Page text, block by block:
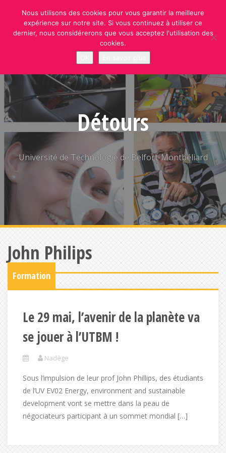
content
Détours
Université de Technologie de Belfort-Montbéliard
John Philips
Formation
Le 29 mai, l’avenir de la planète va
se jouer à l’UTBM !
Nadège
Sous l’impulsion de leur prof John Phillips, des étudiants
de l’UV EV02 Energy, environment and sustainable
development vont se mettre dans la peau de
négociateurs participant à un sommet mondial […]
Nous utilisons des cookies pour vous garantir la meilleure
expérience sur notre site. Si vous continuez à utiliser ce
dernier, nous considérerons que vous acceptez l'utilisation des
cookies.